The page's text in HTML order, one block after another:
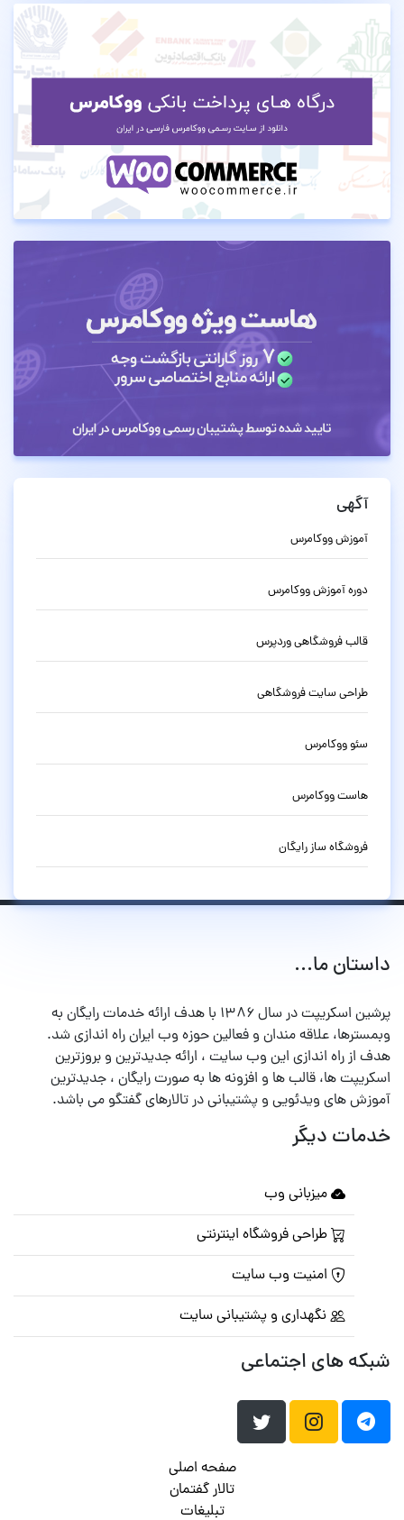
آگهی
آموزش ووکامرس
دوره آموزش ووکامرس
قالب فروشگاهی وردپرس
طراحی سایت فروشگاهی
سئو ووکامرس
هاست ووکامرس
فروشگاه ساز رایگان
داستان ما...
پرشین اسکریپت در سال ۱۳۸۶ با هدف ارائه خدمات رایگان به
وبمسترها، علاقه مندان و فعالین حوزه وب ایران راه اندازی شد.
هدف از راه اندازی این وب سایت ، ارائه جدیدترین و بروزترین
اسکریپت ها، قالب ها و افزونه ها به صورت رایگان ، جدیدترین
آموزش های ویدئویی و پشتیبانی در تالارهای گفتگو می باشد.
خدمات دیگر
میزبانی وب
طراحی فروشگاه اینترنتی
امنیت وب سایت
نگهداری و پشتیبانی سایت
شبکه های اجتماعی
صفحه اصلی
تالار گفتمان
تبلیغات